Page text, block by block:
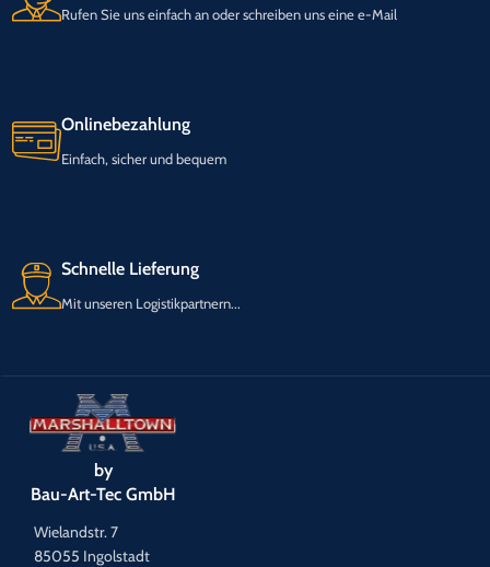
Rufen Sie uns einfach an oder schreiben uns eine e-Mail
Onlinebezahlung
Einfach, sicher und bequem
Schnelle Lieferung
Mit unseren Logistikpartnern...
by
Bau-Art-Tec GmbH
Wielandstr. 7
85055 Ingolstadt